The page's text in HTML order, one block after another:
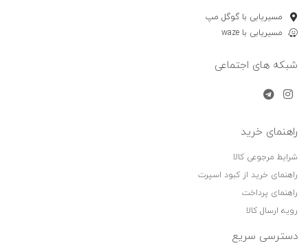
مسیریابی با گوگل مپ
مسیریابی با waze
شبکه های اجتماعی
راهنمای خرید
شرایط مرجوعی کالا
راهنمای خرید از کبود اسپرت
راهنمای پرداخت
رویه ارسال کالا
دسترسی سریع